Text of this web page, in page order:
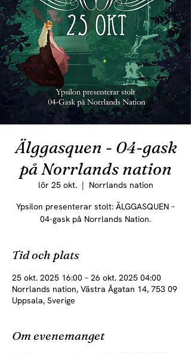
Älggasquen - 04-gask
på Norrlands nation
lör 25 okt.
  |
Norrlands nation
Ypsilon presenterar stolt: ÄLGGASQUEN –
04-gask på Norrlands Nation.
Tid och plats
25 okt. 2025 16:00 – 26 okt. 2025 04:00
Norrlands nation, Västra Ågatan 14, 753 09
Uppsala, Sverige
Om evenemanget